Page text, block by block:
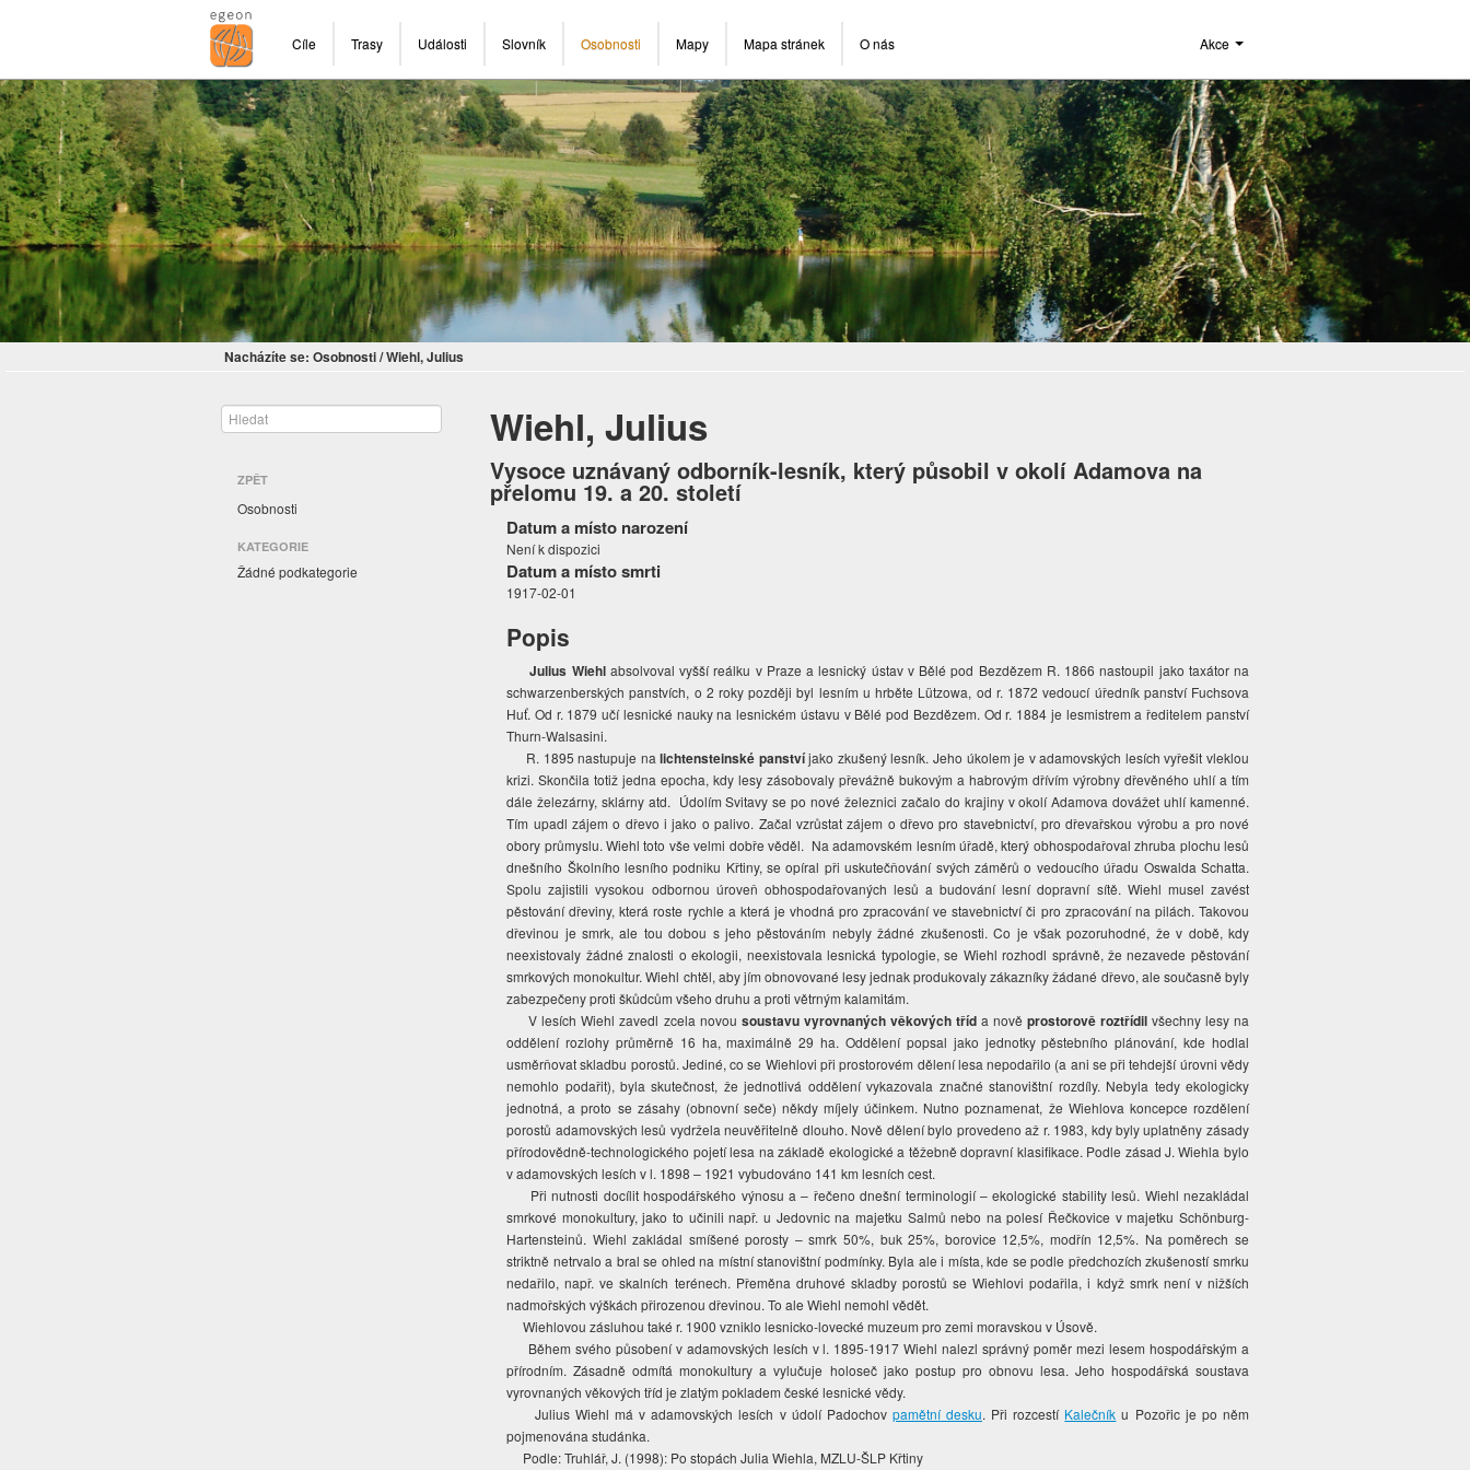
Cíle Trasy Události Slovník Osobnosti Mapy Mapa stránek O nás Akce
Nacházíte se: Osobnosti/Wiehl, Julius
ZPĚT
Osobnosti
KATEGORIE
Žádné podkategorie
Wiehl, Julius
Vysoce uznávaný odborník-lesník, který působil v okolí Adamova na
přelomu 19. a 20. století
Datum a místo narození
Není k dispozici
Datum a místo smrti
1917-02-01
Popis
Julius Wiehl absolvoval vyšší reálku v Praze a lesnický ústav v Bělé pod Bezdězem R. 1866 nastoupil jako taxátor na
schwarzenberských panstvích, o 2 roky později byl lesním u hrběte Lützowa, od r. 1872 vedoucí úředník panství Fuchsova
Huť. Od r. 1879 učí lesnické nauky na lesnickém ústavu v Bělé pod Bezdězem. Od r. 1884 je lesmistrem a ředitelem panství
Thurn-Walsasini.
R. 1895 nastupuje nalichtensteinské panstvíjako zkušený lesník. Jeho úkolem je v adamovských lesích vyřešit vleklou
krizi. Skončila totiž jedna epocha, kdy lesy zásobovaly převážně bukovým a habrovým dřívím výrobny dřevěného uhlí a tím
dále železárny, sklárny atd. Údolím Svitavy se po nové železnici začalo do krajiny v okolí Adamova dovážet uhlí kamenné.
Tím upadl zájem o dřevo i jako o palivo. Začal vzrůstat zájem o dřevo pro stavebnictví, pro dřevařskou výrobu a pro nové
obory průmyslu. Wiehl toto vše velmi dobře věděl. Na adamovském lesním úřadě, který obhospodařoval zhruba plochu lesů
dnešního Školního lesního podniku Křtiny, se opíral při uskutečňování svých záměrů o vedoucího úřadu Oswalda Schatta.
Spolu zajistili vysokou odbornou úroveň obhospodařovaných lesů a budování lesní dopravní sítě. Wiehl musel zavést
pěstování dřeviny, která roste rychle a která je vhodná pro zpracování ve stavebnictví či pro zpracování na pilách. Takovou
dřevinou je smrk, ale tou dobou s jeho pěstováním nebyly žádné zkušenosti. Co je však pozoruhodné, že v době, kdy
neexistovaly žádné znalosti o ekologii, neexistovala lesnická typologie, se Wiehl rozhodl správně, že nezavede pěstování
smrkových monokultur. Wiehl chtěl, aby jím obnovované lesy jednak produkovaly zákazníky žádané dřevo, ale současně byly
zabezpečeny proti škůdcům všeho druhu a proti větrným kalamitám.
V lesích Wiehl zavedl zcela novou soustavu vyrovnaných věkových tříd a nově prostorově roztřídil všechny lesy na
oddělení rozlohy průměrně 16 ha, maximálně 29 ha. Oddělení popsal jako jednotky pěstebního plánování, kde hodlal
usměrňovat skladbu porostů. Jediné, co se Wiehlovi při prostorovém dělení lesa nepodařilo (a ani se při tehdejší úrovni vědy
nemohlo podařit), byla skutečnost, že jednotlivá oddělení vykazovala značné stanovištní rozdíly. Nebyla tedy ekologicky
jednotná, a proto se zásahy (obnovní seče) někdy míjely účinkem. Nutno poznamenat, že Wiehlova koncepce rozdělení
porostů adamovských lesů vydržela neuvěřitelně dlouho. Nově dělení bylo provedeno až r. 1983, kdy byly uplatněny zásady
přírodovědně-technologického pojetí lesa na základě ekologické a těžebně dopravní klasifikace. Podle zásad J. Wiehla bylo
v adamovských lesích v l. 1898 – 1921 vybudováno 141 km lesních cest.
Při nutnosti docílit hospodářského výnosu a – řečeno dnešní terminologií – ekologické stability lesů. Wiehl nezakládal
smrkové monokultury, jako to učinili např. u Jedovnic na majetku Salmů nebo na polesí Řečkovice v majetku Schönburg-
Hartensteinů. Wiehl zakládal smíšené porosty – smrk 50%, buk 25%, borovice 12,5%, modřín 12,5%. Na poměrech se
striktně netrvalo a bral se ohled na místní stanovištní podmínky. Byla ale i místa, kde se podle předchozích zkušeností smrku
nedařilo, např. ve skalních terénech. Přeměna druhové skladby porostů se Wiehlovi podařila, i když smrk není v nižších
nadmořských výškách přirozenou dřevinou. To ale Wiehl nemohl vědět.
Wiehlovou zásluhou také r. 1900 vzniklo lesnicko-lovecké muzeum pro zemi moravskou v Úsově.
Během svého působení v adamovských lesích v l. 1895-1917 Wiehl nalezl správný poměr mezi lesem hospodářským a
přírodním. Zásadně odmítá monokultury a vylučuje holoseč jako postup pro obnovu lesa. Jeho hospodářská soustava
vyrovnaných věkových tříd je zlatým pokladem české lesnické vědy.
Julius Wiehl má v adamovských lesích v údolí Padochov pamětní desku. Při rozcestí Kalečník u Pozořic je po něm
pojmenována studánka.
Podle: Truhlář, J. (1998): Po stopách Julia Wiehla, MZLU-ŠLP Křtiny